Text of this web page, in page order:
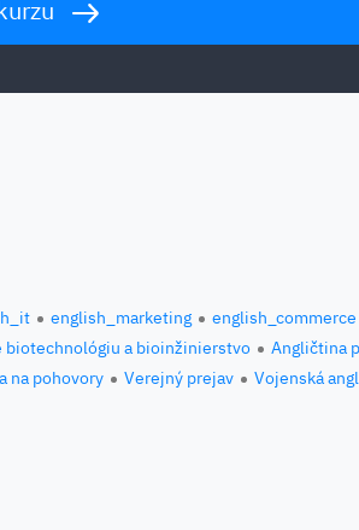
english_marketing english_commerce
biotechnológiu a bioinžinierstvo
Angličtina
na pohovory Verejný prejav
Vojenská